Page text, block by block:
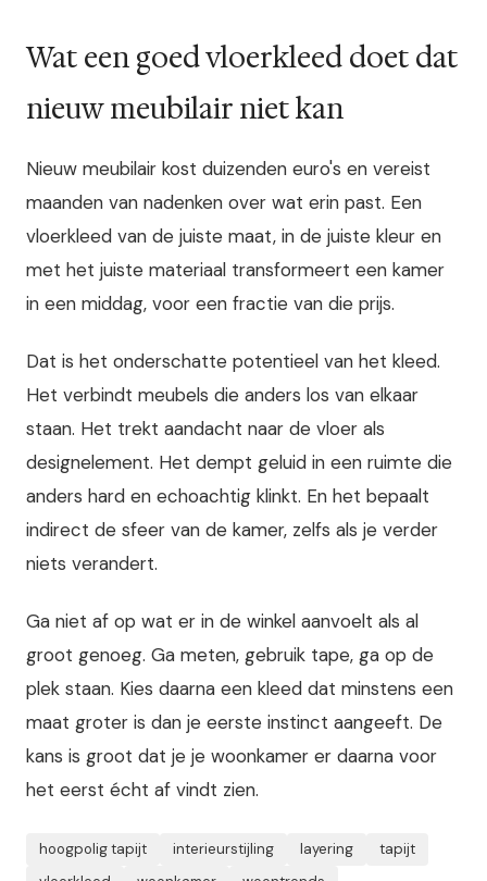
Wat een goed vloerkleed doet dat
nieuw meubilair niet kan
Nieuw meubilair kost duizenden euro's en vereist
maanden van nadenken over wat erin past. Een
vloerkleed van de juiste maat, in de juiste kleur en
met het juiste materiaal transformeert een kamer
in een middag, voor een fractie van die prijs.
Dat is het onderschatte potentieel van het kleed.
Het verbindt meubels die anders los van elkaar
staan. Het trekt aandacht naar de vloer als
designelement. Het dempt geluid in een ruimte die
anders hard en echoachtig klinkt. En het bepaalt
indirect de sfeer van de kamer, zelfs als je verder
niets verandert.
Ga niet af op wat er in de winkel aanvoelt als al
groot genoeg. Ga meten, gebruik tape, ga op de
plek staan. Kies daarna een kleed dat minstens een
maat groter is dan je eerste instinct aangeeft. De
kans is groot dat je je woonkamer er daarna voor
het eerst écht af vindt zien.
hoogpolig tapijt interieurstijling layering
tapijt